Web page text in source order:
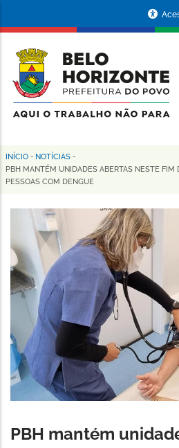
conteúdo
principal
da
Prefeitura
de
Horizonte
Trilha
de
navegação
INÍCIO - NOTÍCIAS -
PBH MANTÉM UNIDADES ABERTAS NESTE FIM
PESSOAS COM DENGUE
PBH mantém